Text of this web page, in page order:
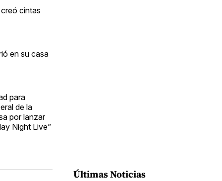
cintas
en su casa
para
de la
por lanzar
Night Live”
Últimas Noticias